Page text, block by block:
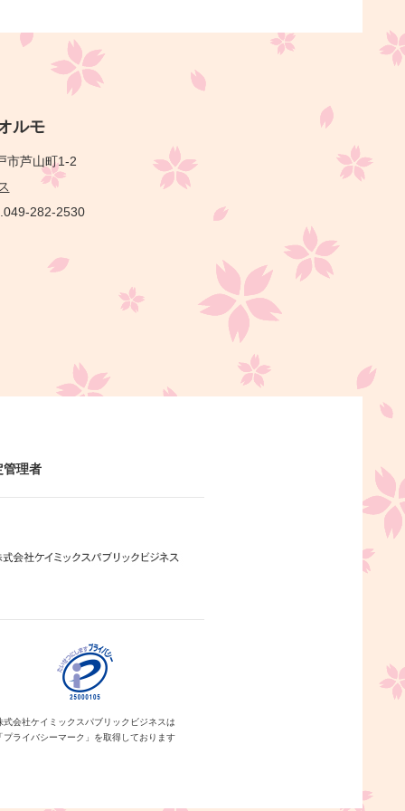
ルモ
市芦山町1-2
282-2530
管理者
式会社ケイミックスパブリックビジネスは
プライバシーマーク」を取得しております